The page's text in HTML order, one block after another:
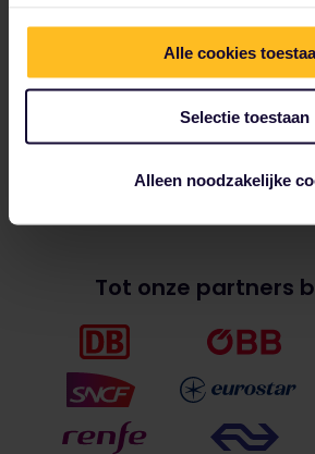
Alle cookies
Selectie toestaan
Alleen noodzakelijke
Tot onze partners